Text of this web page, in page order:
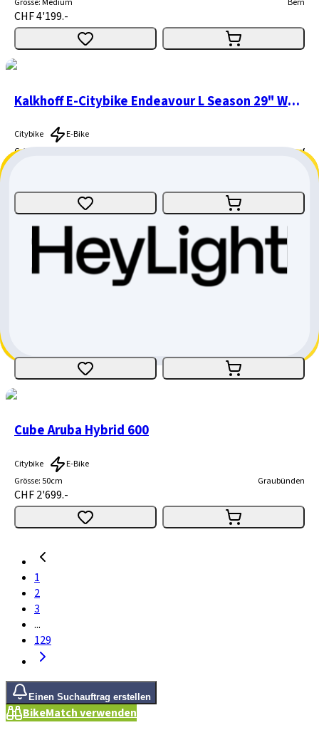
CHF 4'199.-
Kalkhoff E-Citybike Endeavour L Season 29" Wa 400Wh
Citybike
E-Bike
Grösse
Genf
Kalkhoff Endeavour 3 Season
Cube Aruba Hybrid 600
Citybike
E-Bike
Grösse: 50cm Graubünden
CHF 2'699.-
1
2
3
...
129
Einen Suchauftrag erstellen
BikeMatch verwenden